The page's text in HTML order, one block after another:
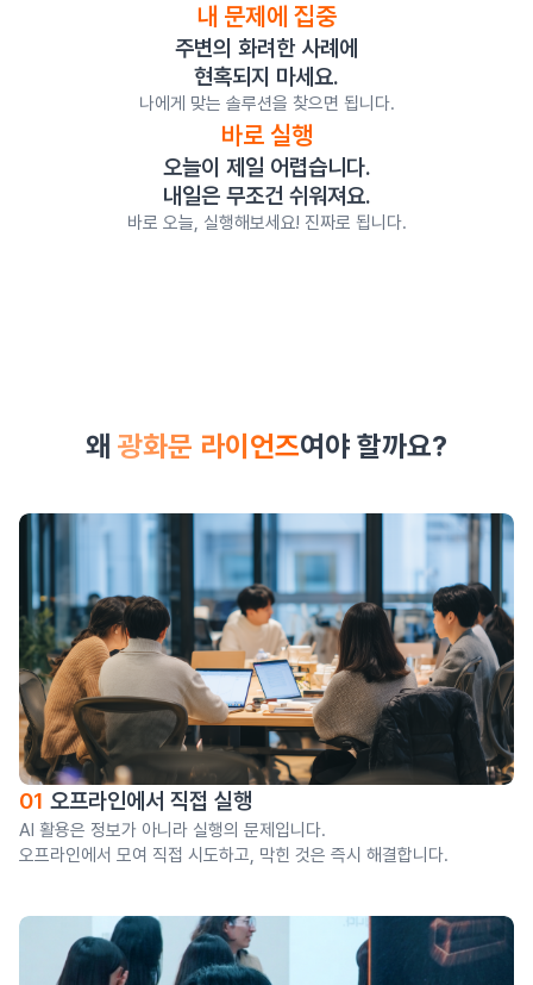
내 문제에 집중
주변의 화려한 사례에
현혹되지 마세요.
나에게 맞는 솔루션을 찾으면 됩니다.
바로 실행
오늘이 제일 어렵습니다.
내일은 무조건 쉬워져요.
바로 오늘, 실행해보세요! 진짜로 됩니다.
왜 광화문 라이언즈여야 할까요?
01 오프라인에서 직접 실행
AI 활용은 정보가 아니라 실행의 문제입니다.
오프라인에서 모여 직접 시도하고, 막힌 것은 즉시 해결합니다.